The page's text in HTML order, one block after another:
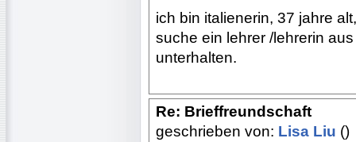
ich bin italienerin, 37 jahre
suche ein lehrer /lehrerin
unterhalten.
Re: Brieffreundschaft
geschrieben von: Lisa Liu ()